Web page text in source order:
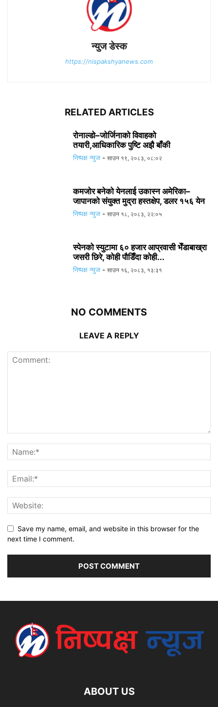
न्युज डेस्क
https://nispakshyanews.com
RELATED ARTICLES
रोनाल्डो–जोर्जिनाको विवाहको
तयारी,आधिकारिक पुष्टि अझै बाँकी
निष्पक्ष न्युज - साउन १९, २०८३, ०८:०२
कमजोर बनेको येनलाई उकास्न अमेरिका–
जापानको संयुक्त मुद्रा हस्तक्षेप, डलर १५६ येन
निष्पक्ष न्युज - साउन १८, २०८३, २२:०५
स्पेनको स्युटामा ६० हजार आप्रवासी भेँडाबाख्रा
जसरी छिरे, कोही पौडिँदा कोही...
निष्पक्ष न्युज - साउन १६, २०८३, १३:३१
NO COMMENTS
LEAVE A REPLY
Save my name, email, and website in this browser for the
next time I comment.
ABOUT US